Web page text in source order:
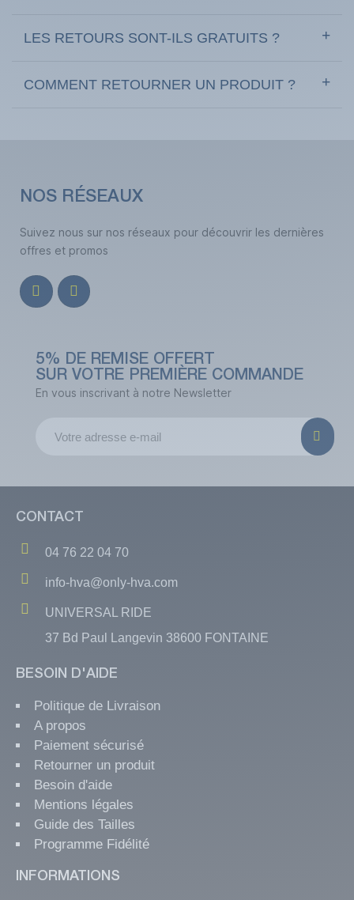
LES RETOURS SONT-ILS GRATUITS ?
COMMENT RETOURNER UN PRODUIT ?
NOS RÉSEAUX
Suivez nous sur nos réseaux pour découvrir les dernières
offres et promos
5% DE REMISE OFFERT
SUR VOTRE PREMIÈRE COMMANDE
En vous inscrivant à notre Newsletter
CONTACT
04 76 22 04 70
info-hva@only-hva.com
UNIVERSAL RIDE
37 Bd Paul Langevin 38600 FONTAINE
BESOIN D'AIDE
Politique de Livraison
A propos
Paiement sécurisé
Retourner un produit
Besoin d'aide
Mentions légales
Guide des Tailles
Programme Fidélité
INFORMATIONS